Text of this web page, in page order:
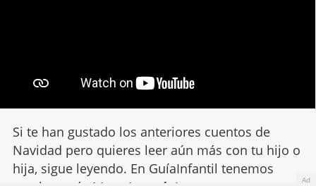
Si te han gustado los anteriores cuentos de
Navidad pero quieres leer aún más con tu hijo o
hija, sigue leyendo. En GuíaInfantil tenemos
Ad